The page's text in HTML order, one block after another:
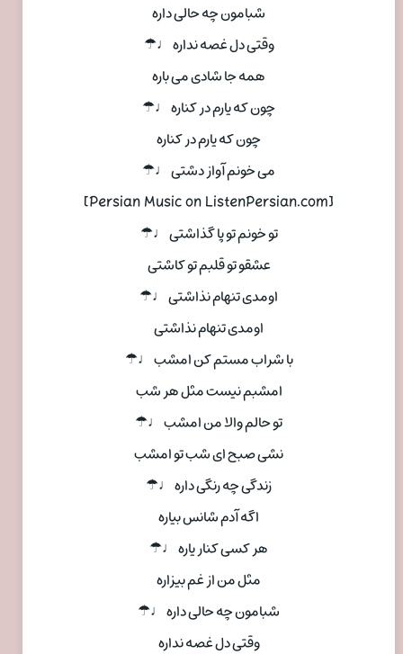
شبامون چه حالی داره
وقتی دل غصه نداره ♩☂
همه جا شادی می باره
چون که یارم در کناره ♩☂
چون که یارم در کناره
می خونم آواز دشتی ♩☂
[Persian Music on ListenPersian.com]
تو خونم تو پا گذاشتی ♩☂
عشقو تو قلبم تو کاشتی
اومدی تنهام نذاشتی ♩☂
اومدی تنهام نذاشتی
با شراب مستم کن امشب ♩☂
امشبم نیست مثل هر شب
تو حالم والا من امشب ♩☂
نشی صبح ای شب تو امشب
زندگی چه رنگی داره ♩☂
اگه آدم شانس بیاره
هر کسی کنار یاره ♩☂
مثل من از غم بیزاره
شبامون چه حالی داره ♩☂
وقتی دل غصه نداره